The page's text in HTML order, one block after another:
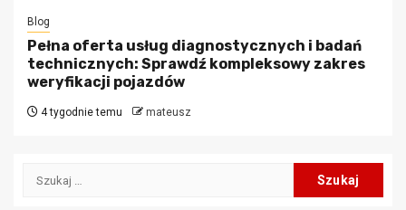
Blog
Pełna oferta usług diagnostycznych i badań
technicznych: Sprawdź kompleksowy zakres
weryfikacji pojazdów
4 tygodnie temu mateusz
Szukaj: